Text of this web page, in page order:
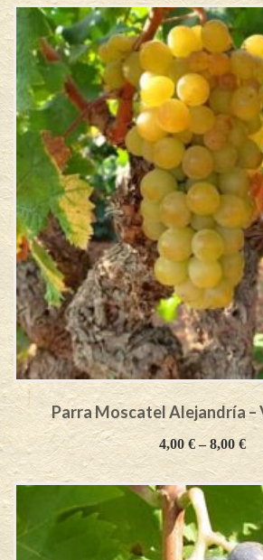
Parra Moscatel Alejandría –
4,00€–8,00€